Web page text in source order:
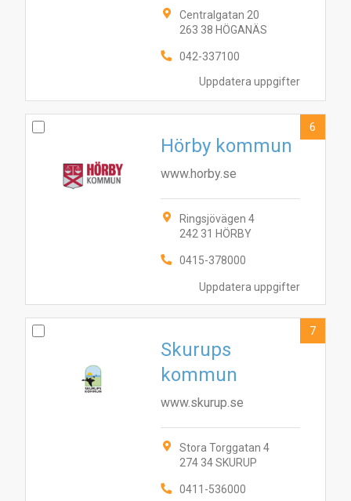
Uppdatera uppgifter
Centralgatan 20
263 38 HÖGANÄS
042-337100
Uppdatera uppgifter
Hörby kommun
www.horby.se
Ringsjövägen 4
242 31 HÖRBY
0415-378000
6
Skurups
kommun
www.skurup.se
Stora Torggatan 4
274 34 SKURUP
0411-536000
7